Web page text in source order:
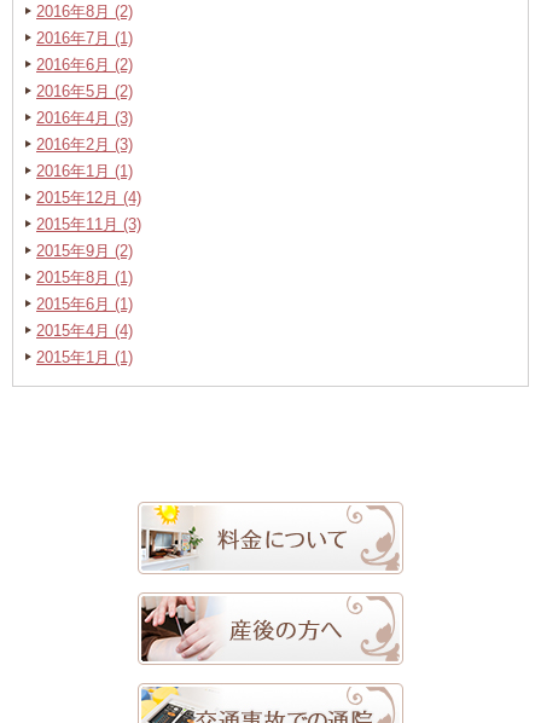
2016年8月 (2)
2016年7月 (1)
2016年6月 (2)
2016年5月 (2)
2016年4月 (3)
2016年2月 (3)
2016年1月 (1)
2015年12月 (4)
2015年11月 (3)
2015年9月 (2)
2015年8月 (1)
2015年6月 (1)
2015年4月 (4)
2015年1月 (1)